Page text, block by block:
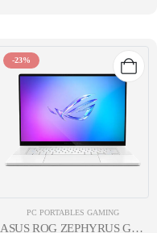
-23%
PC PORTABLES GAMING
ASUS ROG ZEPHYRUS